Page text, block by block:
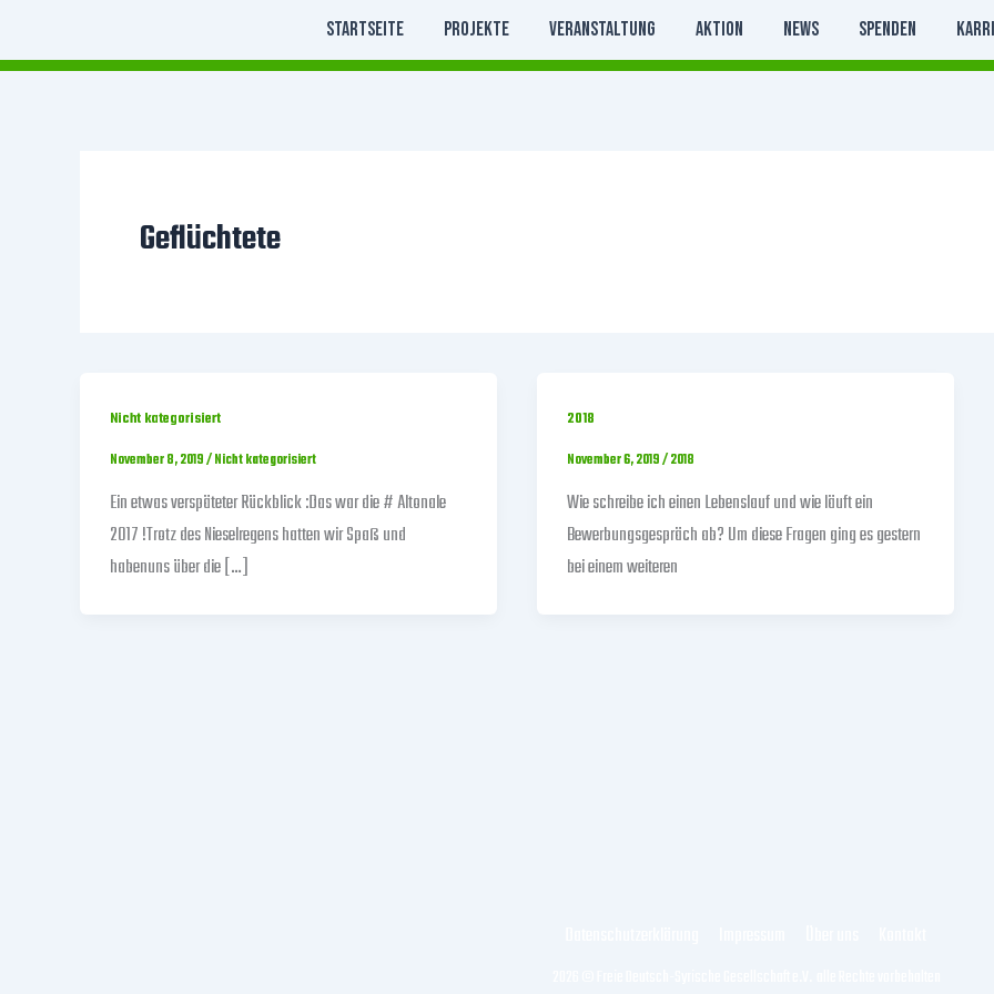
springen
Startseite Projekte Veranstaltung Aktion News Spenden
Geflüchtete
Nicht kategorisiert
November 8, 2019/Nicht kategorisiert
Ein etwas verspäteter Rückblick :Das war die # Altonale
2017 !Trotz des Nieselregens hatten wir Spaß und
habenuns über die […]
2018
November 6, 2019/2018
Wie schreibe ich einen Lebenslauf und wie läuft ein
Bewerbungsgespräch ab? Um diese Fragen ging es gestern
bei einem weiteren